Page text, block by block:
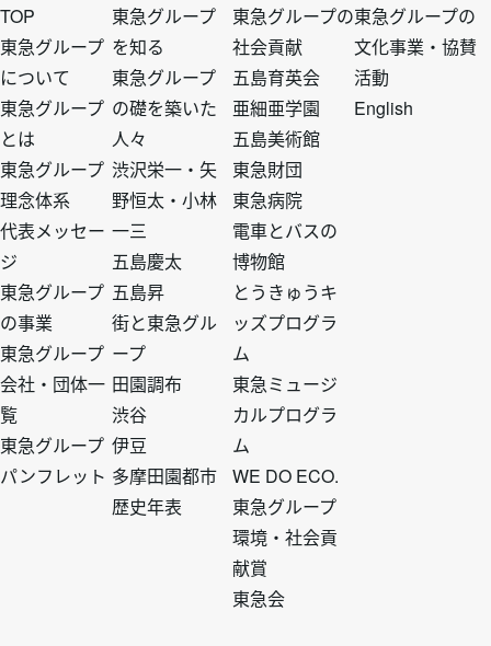
フ
ッ
タ
ー
ト
ッ
プ
1
TOP
東急グループ
について
東急グループ
とは
東急グループ
理念体系
代表メッセー
ジ
東急グループ
の事業
東急グループ
会社・団体一
覧
東急グループ
パンフレット
フ
ッ
タ
ー
ト
ッ
プ
2
東急グループ
を知る
東急グループ
の礎を築いた
人々
渋沢栄一・矢
野恒太・小林
一三
五島慶太
五島昇
街と東急グル
ープ
田園調布
渋谷
伊豆
多摩田園都市
歴史年表
フ
ッ
タ
ー
ト
ッ
プ
3
東急グループの
社会貢献
五島育英会
亜細亜学園
五島美術館
東急財団
東急病院
電車とバスの
博物館
とうきゅうキ
ッズプログラ
ム
東急ミュージ
カルプログラ
ム
WE DO ECO.
東急グループ
環境・社会貢
献賞
東急会
フ
ッ
東急グループの
文化事業・協賛
活動
English